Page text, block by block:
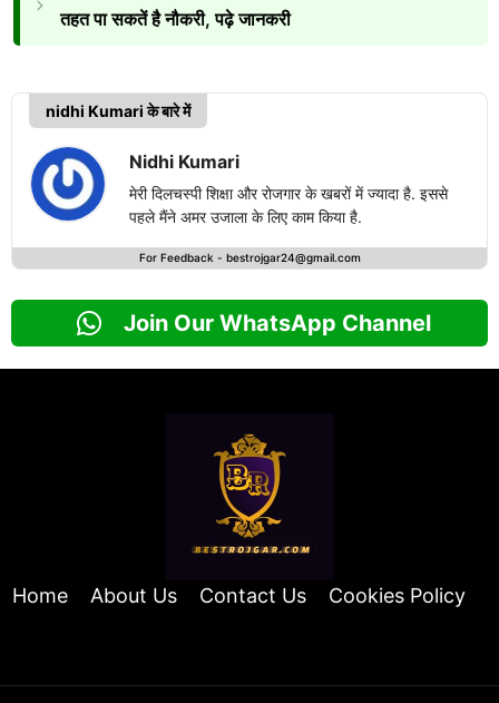
तहत पा सकतें है नौकरी, पढ़े जानकरी
nidhi Kumari के बारे में
Nidhi Kumari
मेरी दिलचस्पी शिक्षा और रोजगार के खबरों में ज्यादा है. इससे
पहले मैंने अमर उजाला के लिए काम किया है.
For Feedback - bestrojgar24@gmail.com
Join Our WhatsApp Channel
Home About Us Contact Us Cookies Policy